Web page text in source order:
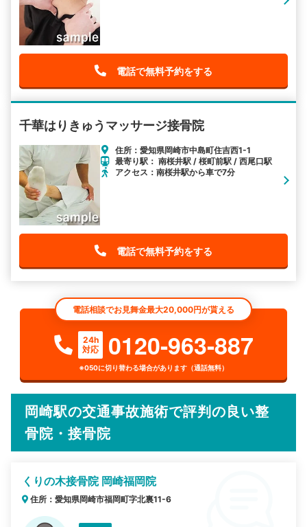
電話で無料予約をする
千華はりきゅうマッサージ接骨院
住所：愛知県岡崎市中島町住吉西1-1
最寄り駅： 南桜井駅 / 桜町前駅 / 西尾口駅
アクセス：南桜井駅から車で7分
電話で無料予約をする
電話相談でお見舞金最大20,000円が貰える
24h
対応
0120-963-887
※050に切り替わる場合があります（通話無料）
岡崎駅の交通事故施術で評判の良い整
骨院・接骨院
くりの木接骨院 岡崎福岡院
住所：愛知県岡崎市福岡町字北裏11-6